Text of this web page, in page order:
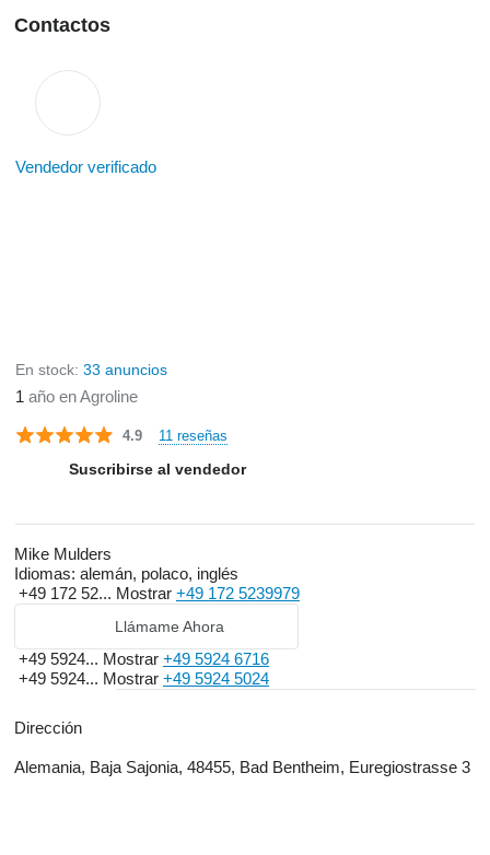
Contactos
Vendedor verificado
En stock: 33 anuncios
1 año en Agroline
4.9 11 reseñas
Suscribirse al vendedor
Mike Mulders
Idiomas: alemán, polaco, inglés
+49 172 52... Mostrar +49 172 5239979
Llámame Ahora
+49 5924... Mostrar +49 5924 6716
+49 5924... Mostrar +49 5924 5024
Dirección
Alemania, Baja Sajonia, 48455, Bad Bentheim, Euregiostrasse 3